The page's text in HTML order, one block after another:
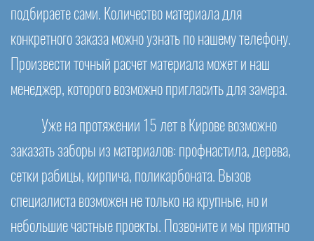
подбираете сами. Количество материала для
конкретного заказа можно узнать по нашему телефону.
Произвести точный расчет материала может и наш
менеджер, которого возможно пригласить для замера.
Уже на протяжении 15 лет в Кирове возможно
заказать заборы из материалов: профнастила, дерева,
сетки рабицы, кирпича, поликарбоната. Вызов
специалиста возможен не только на крупные, но и
небольшие частные проекты. Позвоните и мы приятно